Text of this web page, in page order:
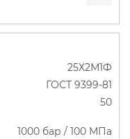
25Х2М1Ф
ГОСТ 9399-81
50
1000 бар / 100 МПа